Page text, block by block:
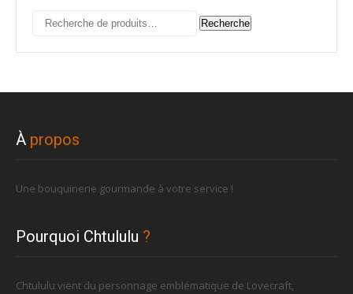
Recherche
Recherche
À propos
Une bouquinerie gourmande à votre service !
Pourquoi Chtululu ?
Chtululu vient du personnage emblématique de Lovecraft,